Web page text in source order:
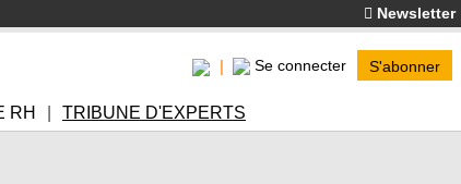
Newsletter
Se connecter S'abonner
RH TRIBUNE D'EXPERTS